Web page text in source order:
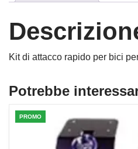
Kit di attacco rapido per bici
Potrebbe
PROMO